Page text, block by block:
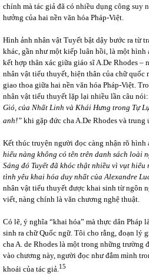
chính mà tác giả đã có nhiều dụng công suy
hưởng của hai nền văn hóa Pháp-Việt.
Hình ảnh nhân vật Tuyết bật dậy bước ra từ
khác, gần như một kiếp luân hồi, là một hình
kết hợp thân xác giữa giáo sĩ A.De Rhodes –
nhân vật tiểu thuyết, hiện thân của chữ quốc
giao thoa giữa hai nền văn hóa Pháp-Việt.
nhân vật tiểu thuyết lặp lại nhiều lần câu nói:
Gió, của Nhất Linh và Khái Hưng trong Tự
anh!” khi gặp đức cha A.De Rhodes và trung
Kết thúc truyện người đọc càng nhận rõ
hiểu nàng không có tên trên danh sách loài
Sáng đó Tuyết đã khóc thật nhiều vì vụt
tình yêu khai hóa duy nhất của Alexandre
nhân vật tiểu thuyết được khai sinh từ ngôn
viết, nàng chính là văn chương nghệ thuật.
Có lẽ, ý nghĩa “khai hóa” mà thực dân Pháp
sinh ra chữ Quốc ngữ. Tôi cho rằng, đoạn lý
cha A. de Rhodes là một trong những trường
vào chương này, người đọc như đắm mình
khoái của tác giả. 15